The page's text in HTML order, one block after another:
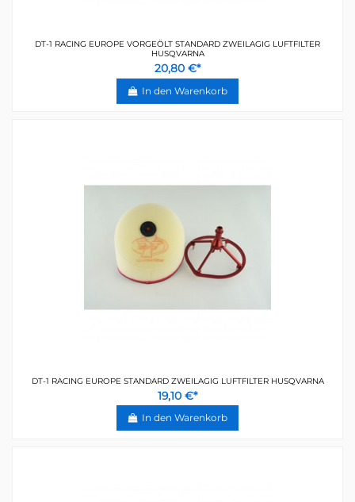
DT-1 RACING EUROPE VORGEÖLT STANDARD ZWEILAGIG LUFTFILTER
HUSQVARNA
20,80 €*
In den Warenkorb
DT-1 RACING EUROPE STANDARD ZWEILAGIG LUFTFILTER HUSQVARNA
19,10 €*
In den Warenkorb